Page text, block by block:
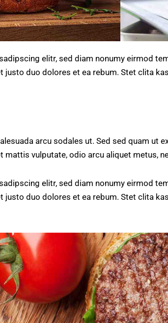
elitr, sed diam nonumy eirmod
justo duo dolores et ea rebum. Stet clita
arcu sodales ut. Sed sed quam ut
mattis vulputate, odio arcu aliquet metus,
elitr, sed diam nonumy eirmod
justo duo dolores et ea rebum. Stet clita